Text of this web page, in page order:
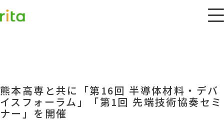
熊本高専と共に「第16回 半導体材料・デバ
イスフォーラム」「第1回 先端技術協奏セミ
ナー」を開催